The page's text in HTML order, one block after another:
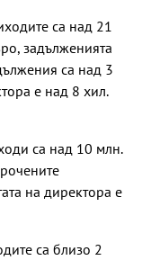
са над 21
задълженията
са над 3
е над 8 хил.
са над 10 млн.
на директора е
са близо 2